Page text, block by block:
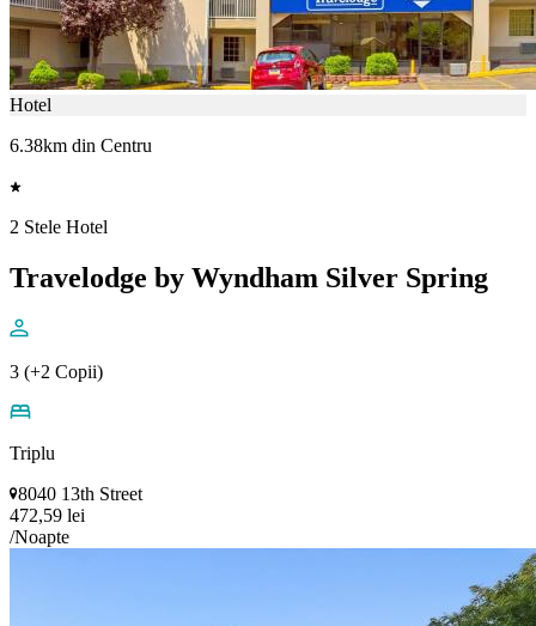
Hotel
6.38km din Centru
2 Stele Hotel
Travelodge by Wyndham Silver Spring
3 (+2 Copii)
Triplu
8040 13th Street
472,59 lei
/Noapte